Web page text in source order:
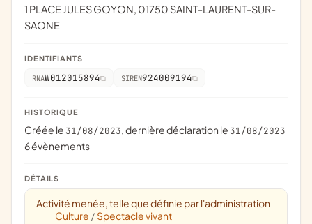
1 PLACE JULES GOYON, 01750 SAINT-LAURENT-SUR-
SAONE
IDENTIFIANTS
RNAW012015894 SIREN924009194
HISTORIQUE
Créée le 31/08/2023, dernière déclaration le 31/08/2023
6 évènements
DÉTAILS
Activité menée, telle que définie par l'administration
Culture / Spectacle vivant